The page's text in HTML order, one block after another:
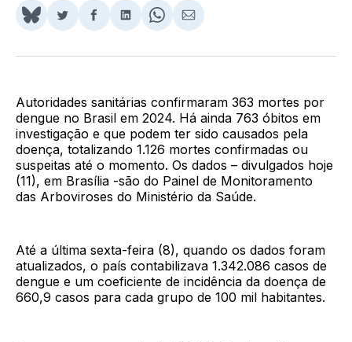
Share
BlueSky
Compartilhar
Twitter
Compartilhar
Facebook
Compartilhar
LinkedIn
Share
WhatsApp
Compartilhar
Email
Autoridades sanitárias confirmaram 363 mortes por
dengue no Brasil em 2024. Há ainda 763 óbitos em
investigação e que podem ter sido causados pela
doença, totalizando 1.126 mortes confirmadas ou
suspeitas até o momento. Os dados – divulgados hoje
(11), em Brasília -são do Painel de Monitoramento
das Arboviroses do Ministério da Saúde.
Até a última sexta-feira (8), quando os dados foram
atualizados, o país contabilizava 1.342.086 casos de
dengue e um coeficiente de incidência da doença de
660,9 casos para cada grupo de 100 mil habitantes.